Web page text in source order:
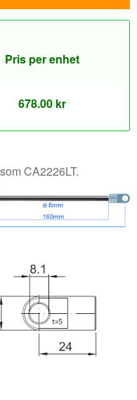
Pris per enhet
678.00 kr
CA2226LT.